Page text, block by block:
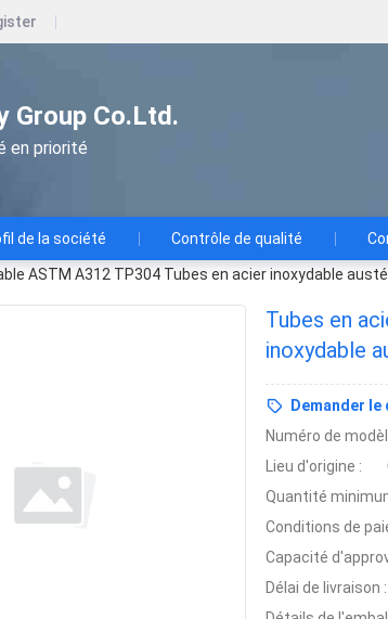
Group Co.Ltd.
en priorité
de la société Contrôle de qualité
ASTM A312 TP304 Tubes en acier inoxydable
Tubes en
inoxydable
soudés et
Demander
Numéro de
Lieu d'origine :
Quantité
Conditions de
Capacité
Délai de livraison :